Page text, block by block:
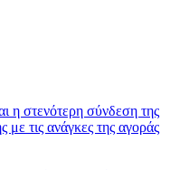
η στενότερη σύνδεση της
με τις ανάγκες της αγοράς